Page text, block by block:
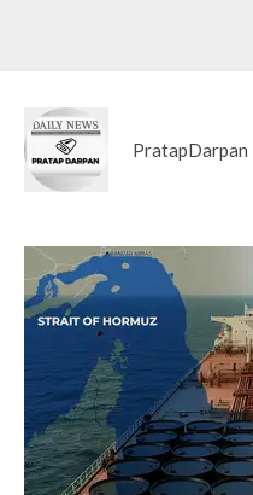
PratapDarpan